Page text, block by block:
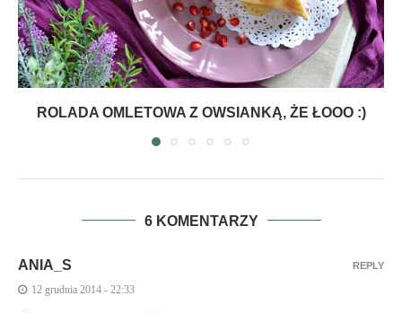
ROLADA OMLETOWA Z OWSIANKĄ, ŻE ŁOOO :)
6 KOMENTARZY
ANIA_S
12 grudnia 2014 - 22:33
REPLY